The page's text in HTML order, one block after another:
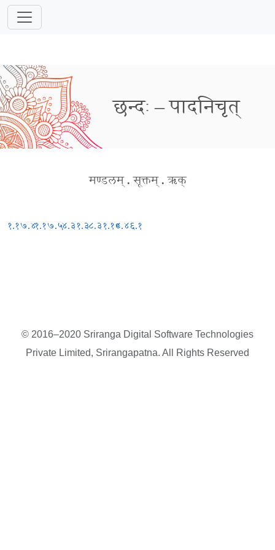
छन्दः – पादनिचृत्
मण्डलम् . सूक्तम् . ऋक्
१.१७.४१.१७.५४.३१.३८.३१.१०८.४६.१
© 2016–2020 Sriranga Digital Software Technologies
Private Limited, Srirangapatna. All Rights Reserved